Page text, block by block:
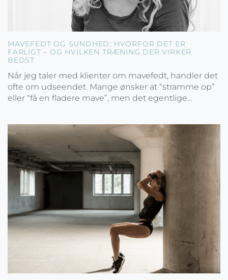
MAVEFEDT OG SUNDHED: HVORFOR DET ER
FARLIGT – OG HVILKEN TRÆNING DER VIRKER
BEDST
Når jeg taler med klienter om mavefedt, handler det
ofte om udseendet. Mange ønsker at “stramme op”
eller “få en fladere mave”, men det egentlige...